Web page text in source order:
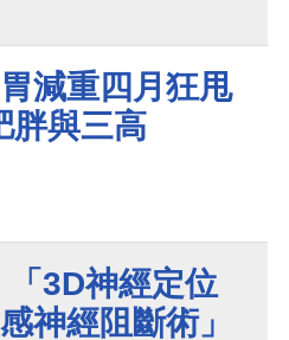
減重四月狂甩
胖與三高
3D神經定位
神經阻斷術」